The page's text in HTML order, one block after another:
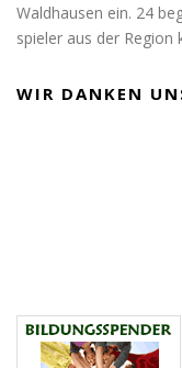
Waldhausen ein. 24
spieler aus der Region
WIR DANKEN